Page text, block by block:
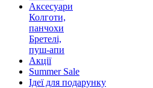
Аксесуари
Колготи,
панчохи
Бретелі,
пуш-апи
Акції
Summer Sale
Ідеї для подарунку